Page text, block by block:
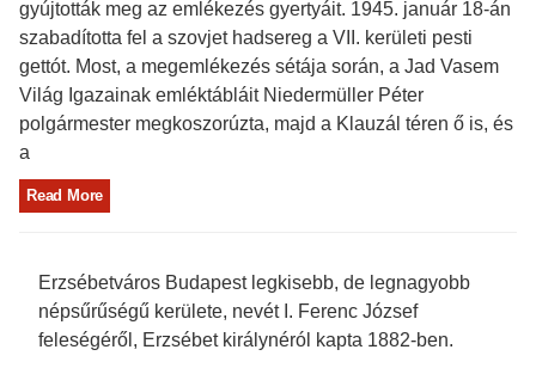
gyújtották meg az emlékezés gyertyáit. 1945. január 18-án
szabadította fel a szovjet hadsereg a VII. kerületi pesti
gettót. Most, a megemlékezés sétája során, a Jad Vasem
Világ Igazainak emléktábláit Niedermüller Péter
polgármester megkoszorúzta, majd a Klauzál téren ő is, és
a
Read More
Erzsébetváros Budapest legkisebb, de legnagyobb
népsűrűségű kerülete, nevét I. Ferenc József
feleségéről, Erzsébet királynéról kapta 1882-ben.